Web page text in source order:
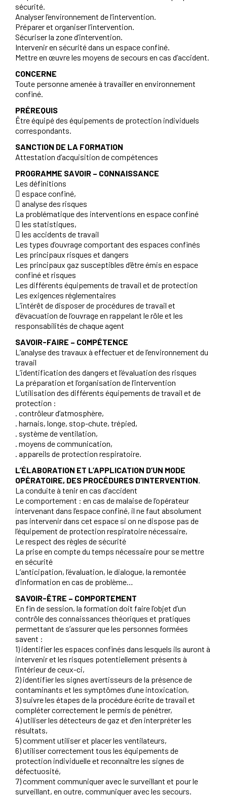
sécurité.
Analyser l’environnement de l’intervention.
Préparer et organiser l’intervention.
Sécuriser la zone d’intervention.
Intervenir en sécurité dans un espace confiné.
Mettre en œuvre les moyens de secours en cas d’accident.
CONCERNE
Toute personne amenée à travailler en environnement
confiné.
PRÉREQUIS
Être équipé des équipements de protection individuels
correspondants.
SANCTION DE LA FORMATION
Attestation d’acquisition de compétences
PROGRAMME SAVOIR – CONNAISSANCE
Les définitions
 espace confiné,
 analyse des risques
La problématique des interventions en espace confiné
 les statistiques,
 les accidents de travail
Les types d’ouvrage comportant des espaces confinés
Les principaux risques et dangers
Les principaux gaz susceptibles d’être émis en espace
confiné et risques
Les différents équipements de travail et de protection
Les exigences réglementaires
L’intérêt de disposer de procédures de travail et
d’évacuation de l’ouvrage en rappelant le rôle et les
responsabilités de chaque agent
SAVOIR-FAIRE – COMPÉTENCE
L’analyse des travaux à effectuer et de l’environnement du
travail
L’identification des dangers et l’évaluation des risques
La préparation et l’organisation de l’intervention
L’utilisation des différents équipements de travail et de
protection :
. contrôleur d’atmosphère,
. harnais, longe, stop-chute, trépied,
. système de ventilation,
. moyens de communication,
. appareils de protection respiratoire.
L’ÉLABORATION ET L’APPLICATION D’UN MODE
OPÉRATOIRE, DES PROCÉDURES D’INTERVENTION.
La conduite à tenir en cas d’accident
Le comportement : en cas de malaise de l’opérateur
intervenant dans l’espace confiné, il ne faut absolument
pas intervenir dans cet espace si on ne dispose pas de
l’équipement de protection respiratoire nécessaire,
Le respect des règles de sécurité
La prise en compte du temps nécessaire pour se mettre
en sécurité
L’anticipation, l’évaluation, le dialogue, la remontée
d’information en cas de problème…
SAVOIR-ÊTRE – COMPORTEMENT
En fin de session, la formation doit faire l’objet d’un
contrôle des connaissances théoriques et pratiques
permettant de s’assurer que les personnes formées
savent :
1) identifier les espaces confinés dans lesquels ils auront à
intervenir et les risques potentiellement présents à
l’intérieur de ceux-ci,
2) identifier les signes avertisseurs de la présence de
contaminants et les symptômes d’une intoxication,
3) suivre les étapes de la procédure écrite de travail et
compléter correctement le permis de pénétrer,
4) utiliser les détecteurs de gaz et d’en interpréter les
résultats,
5) comment utiliser et placer les ventilateurs,
6) utiliser correctement tous les équipements de
protection individuelle et reconnaître les signes de
défectuosité,
7) comment communiquer avec le surveillant et pour le
surveillant, en outre, communiquer avec les secours.